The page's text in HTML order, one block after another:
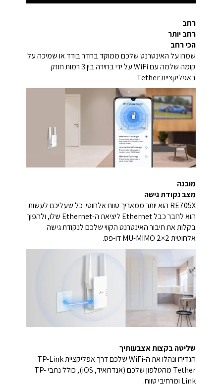
רחב
רחב יותר
הכי רחב
שמרו על האינטרנט שלכם ממוקד בחדר בודד או שמיכה על
קומה שלמה עם WiFi על ידי בחירה בין 3 רמות חוזק
באפליקציית Tether.
מובנה
מצב נקודת גישה
RE705X הוא יותר ממאריך טווח אלחוטי. כל שעליכם לעשות
הוא לחבר כבל Ethernet ליציאת ה-Ethernet שלו, ולהפוך
בקלות את חיבור האינטרנט הקווי שלכם לנקודת גישה
אלחוטית 2×2 MU-MIMO דו-פס.
שליטה בקצות אצבעותיך
הגדירו ונהלו את ה-WiFi שלכם דרך אפליקציית TP-Link
Tether מהטלפון שלכם (אנדרואיד, iOS), כולל נתבי TP-
Link ומרחיבי טווח.